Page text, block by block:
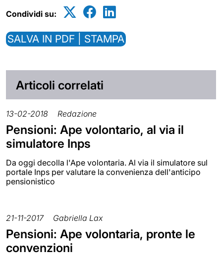
Condividi su:
SALVA IN PDF | STAMPA
Articoli correlati
13-02-2018 Redazione
Pensioni: Ape volontario, al via il
simulatore Inps
Da oggi decolla l'Ape volontaria. Al via il simulatore sul
portale Inps per valutare la convenienza dell'anticipo
pensionistico
21-11-2017 Gabriella Lax
Pensioni: Ape volontaria, pronte le
convenzioni